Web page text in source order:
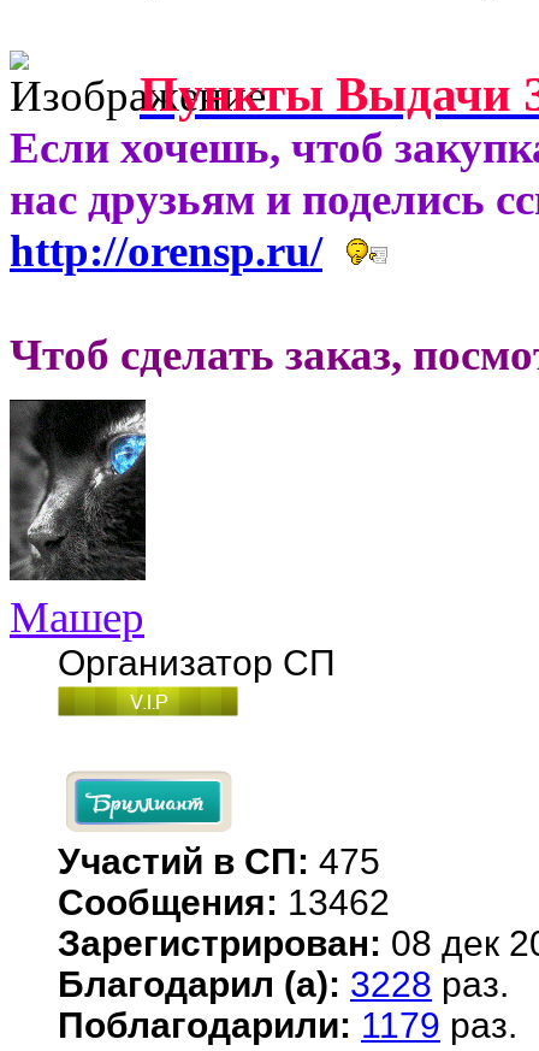
Пункты Выдачи
Если хочешь, чтоб
нас друзьям и поделись
http://orensp.ru/
Чтоб сделать заказ,
Машер
Организатор СП
Участий в СП: 475
Сообщения: 13462
Зарегистрирован: 08 дек
Благодарил (а): 3228 раз.
Поблагодарили: 1179 раз.